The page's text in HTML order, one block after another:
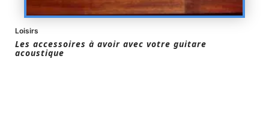
Loisirs
Les accessoires à avoir avec votre guitare
acoustique